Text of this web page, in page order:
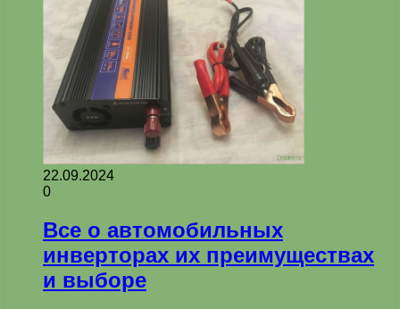
22.09.2024
0
Все о автомобильных
инверторах их преимуществах
и выборе